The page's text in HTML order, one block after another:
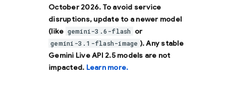
October 2026. To avoid service
disruptions, update to a newer model
(like gemini-3.6-flash or
gemini-3.1-flash-image ). Any stable
Gemini Live API 2.5 models are not
impacted. Learn more.